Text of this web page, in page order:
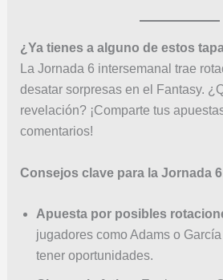
¿Ya tienes a alguno de estos
La Jornada 6 intersemanal trae
desatar sorpresas en el Fantasy.
revelación? ¡Comparte tus
comentarios!
Consejos clave para la Jornada
Apuesta por posibles
jugadores como Adams o
tener oportunidades.